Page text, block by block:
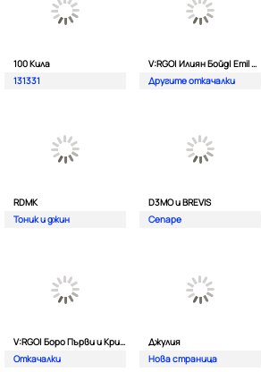
100 Кила
131331
V:RGO| Илиян Бойд| Emil TRF| Dim4oU и Aтанас Колев
Другите откачалки
RDMK
Тоник и джин
D3MO и BREVIS
Сепаре
V:RGO| Боро Първи и Криско
Откачалки
Джулия
Нова страница